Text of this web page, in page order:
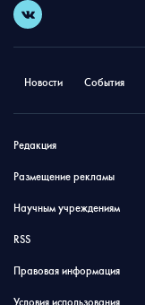
Новости События
Редакция
Размещение рекламы
Научным учреждениям
RSS
Правовая информация
Условия использования